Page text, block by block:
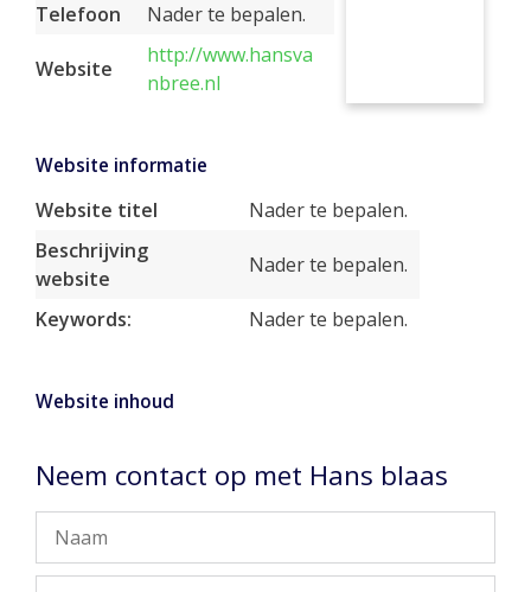
Telefoon
Nader te bepalen.
Website
http://www.hansva
nbree.nl
Website informatie
Website titel
Nader te bepalen.
Beschrijving
website
Nader te bepalen.
Keywords: Nader te bepalen.
Website inhoud
Neem contact op met Hans blaas